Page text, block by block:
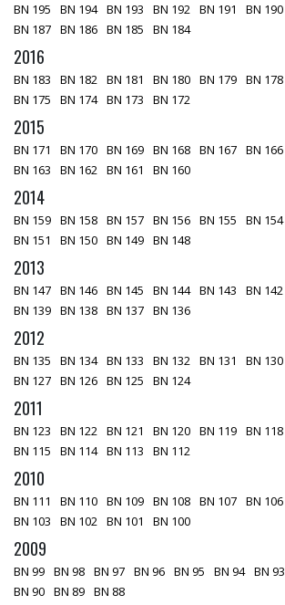
BN 195 BN 194 BN 193 BN 192 BN 191 BN 190
BN 187 BN 186 BN 185 BN 184
2016
BN 183 BN 182 BN 181 BN 180 BN 179 BN 178
BN 175
BN 174 BN 173 BN 172
2015
BN 171 BN 170 BN 169 BN 168 BN 167 BN 166
BN 163
BN 162 BN 161 BN 160
2014
BN 159 BN 158 BN 157 BN 156 BN 155 BN 154
BN 151
BN 150 BN 149 BN 148
2013
BN 147 BN 146 BN 145 BN 144 BN 143 BN 142
BN 139 BN 138 BN 137 BN 136
2012
BN 135 BN 134 BN 133 BN 132 BN 131 BN 130
BN 127 BN 126 BN 125 BN 124
2011
BN 123 BN 122 BN 121 BN 120 BN 119 BN 118
BN 115
BN 114 BN 113 BN 112
2010
BN 111 BN 110 BN 109 BN 108 BN 107 BN 106
BN 103
BN 102 BN 101 BN 100
2009
BN 99 BN 98 BN 97 BN 96 BN 95 BN 94 BN 93
BN 90 BN 89 BN 88